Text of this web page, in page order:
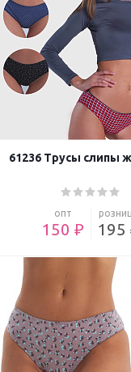
61236 Трусы слипы
опт
150 ₽ 195